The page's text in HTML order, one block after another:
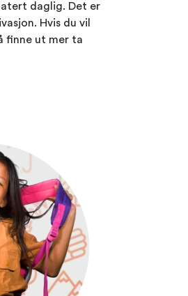
daglig. Det er
Hvis du vil
finne ut mer ta